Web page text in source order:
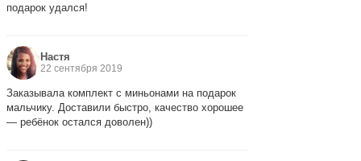
подарок удался!
Настя
22 сентября 2019
Заказывала комплект с миньонами на подарок
мальчику. Доставили быстро, качество хорошее
— ребёнок остался доволен))